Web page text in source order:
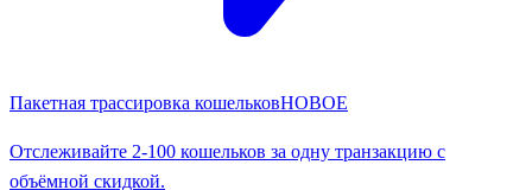
Пакетная трассировка кошельковНОВОЕ
Отслеживайте 2-100 кошельков за одну транзакцию с
объёмной скидкой.